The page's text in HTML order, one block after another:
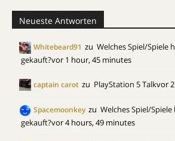
Neueste Antworten
Whitebeard91 zu Welches Spiel/Spiele
gekauft?vor 1 hour, 45 minutes
captain carot zu PlayStation 5 Talkvor
Spacemoonkey zu Welches Spiel/
gekauft?vor 4 hours, 49 minutes